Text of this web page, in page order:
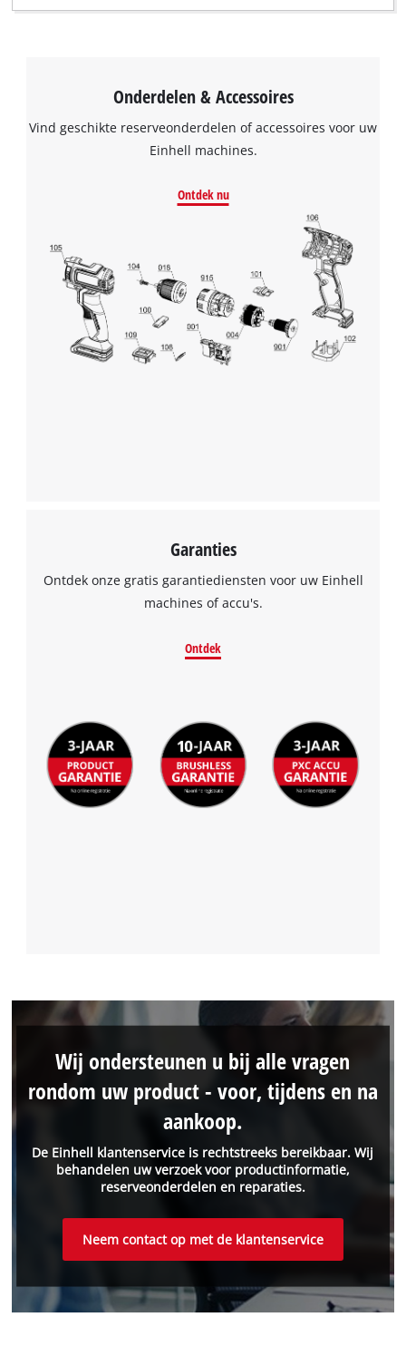
We hebben uw toestemming nodig om
de Google Maps dienst te laden!
This content is not permitted to load due
to trackers that are not disclosed to the
visitor. The website owner needs to setup
the site with their CMP to add this content
Onderdelen & Accessoires
Vind geschikte reserveonderdelen of accessoires voor uw
Einhell machines.
Ontdek nu
Garanties
Ontdek onze gratis garantiediensten voor uw Einhell
machines of accu's.
Ontdek
De Einhell klantenservice is rechtstreeks bereikbaar. Wij
behandelen uw verzoek voor productinformatie,
reserveonderdelen en reparaties.
Wij ondersteunen u bij alle vragen
rondom uw product - voor, tijdens en na
aankoop.
Neem contact op met de klantenservice